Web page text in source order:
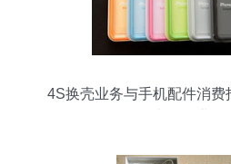
4S换壳业务与手机配件消费